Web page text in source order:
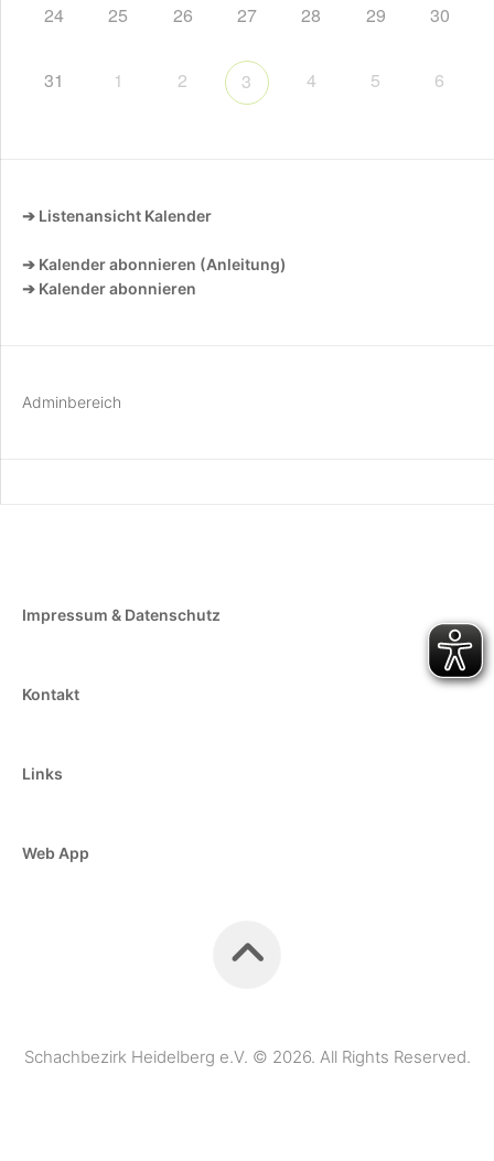
24 25 26 27 28 29 30
31 1 2 3 4 5 6
➔ Listenansicht Kalender
➔ Kalender abonnieren (Anleitung)
➔ Kalender abonnieren
Adminbereich
Impressum & Datenschutz
Kontakt
Links
Web App
Schachbezirk Heidelberg e.V. © 2026. All Rights Reserved.